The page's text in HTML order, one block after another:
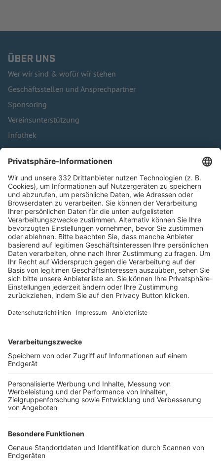
ÜBER UNS
Wer wir sind & wofür wir stehen
Geschäftsstellen und Ansprechpartner
Sponsoring
Vereinsunterstützung
Infothek
Kontakt
HÄUFIG BESUCHTE SEITEN
Pässe und Vereinswechsel
Trainerausbildung
Schulungsangebot Vereinsmitarbeiter
BFV-Geschäftsstellen
Trainerbörse
Login SpielPlus
FOLGE DEM BFV
TOP-VEREINE
TOP-PARTNER